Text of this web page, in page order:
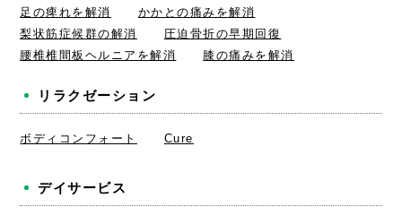
足の痺れを解消
かかとの痛みを解消
梨状筋症候群の解消
圧迫骨折の早期回復
腰椎椎間板ヘルニアを解消
膝の痛みを解消
リラクゼーション
ボディコンフォート Cure
デイサービス